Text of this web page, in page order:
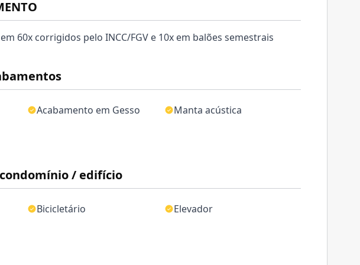
Acabamento em Gesso
Manta acústica
/ edifício
Bicicletário
Elevador
60x corrigidos pelo INCC/FGV e 10x em balões semestrais